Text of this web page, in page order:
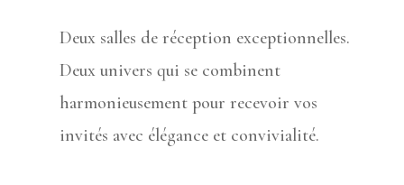
Deux salles de réception exceptionnelles.
Deux univers qui se combinent
harmonieusement pour recevoir vos
invités avec élégance et convivialité.